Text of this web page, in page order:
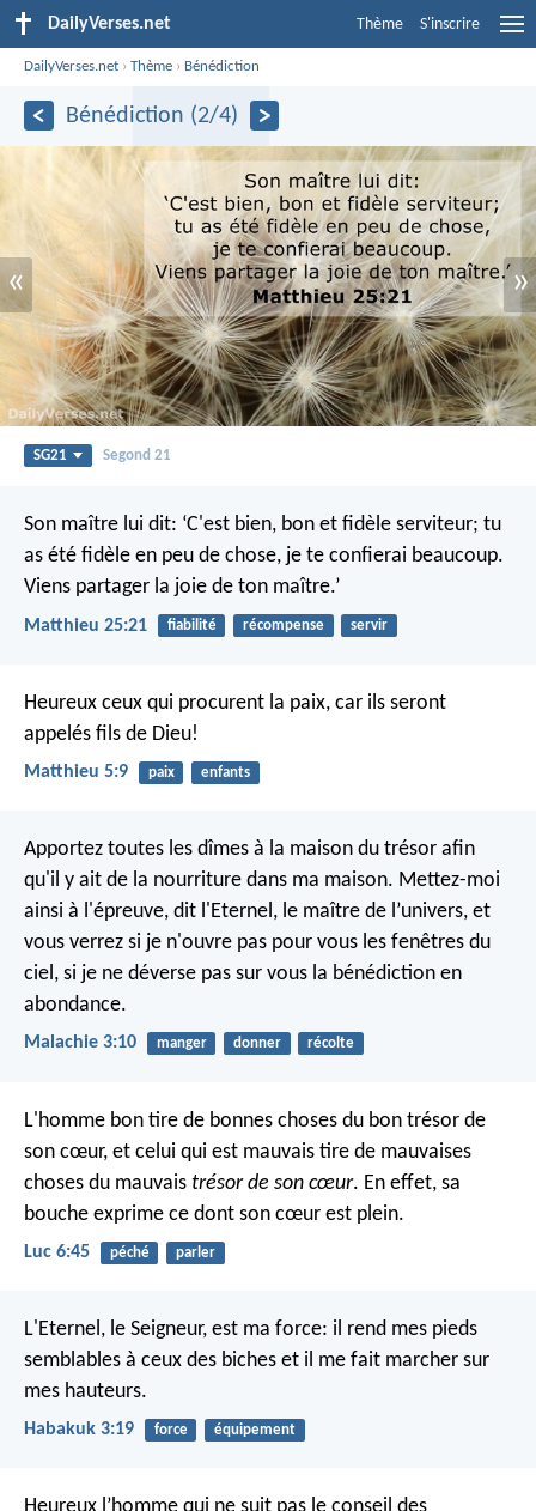
DailyVerses.net Thème S'inscrire
DailyVerses.net ›Thème › Bénédiction
Bénédiction (2/4)
« »
SG21 Segond 21
Son maître lui dit: ‘C'est bien, bon et fidèle serviteur; tu
as été fidèle en peu de chose, je te confierai beaucoup.
Viens partager la joie de ton maître.’
Matthieu 25:21 fiabilité récompense servir
Heureux ceux qui procurent la paix, car ils seront
appelés fils de Dieu!
Matthieu 5:9 paix enfants
Apportez toutes les dîmes à la maison du trésor afin
qu'il y ait de la nourriture dans ma maison. Mettez-moi
ainsi à l'épreuve, dit l'Eternel, le maître de l’univers, et
vous verrez si je n'ouvre pas pour vous les fenêtres du
ciel, si je ne déverse pas sur vous la bénédiction en
abondance.
Malachie 3:10 manger donner récolte
L'homme bon tire de bonnes choses du bon trésor de
son cœur, et celui qui est mauvais tire de mauvaises
choses du mauvais trésor de son cœur. En effet, sa
bouche exprime ce dont son cœur est plein.
Luc 6:45 péché parler
L'Eternel, le Seigneur, est ma force: il rend mes pieds
semblables à ceux des biches et il me fait marcher sur
mes hauteurs.
Habakuk 3:19 force équipement